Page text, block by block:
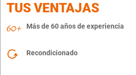
TUS VENTAJAS
Más de 60 años de experiencia
Recondicionado